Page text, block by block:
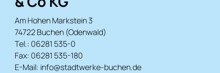
Am Hohen Markstein 3
74722 Buchen (Odenwald)
Tel.: 06281 535-0
Fax: 06281 535-180
E-Mail: info@stadtwerke-buchen.de